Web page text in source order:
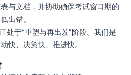
与文档，并协助确保考试窗口期的
出错。
处于“重塑与再出发”阶段。我们是
快、决策快、推进快。